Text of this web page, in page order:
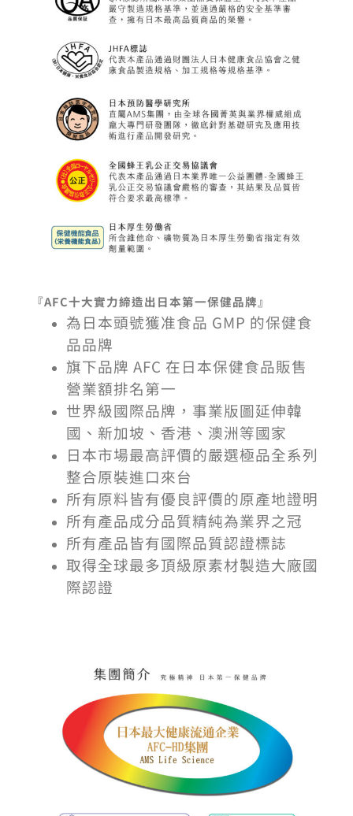
『AFC十大實力締造出日本第一保健品牌』
為日本頭號獲准食品 GMP 的保健食
品品牌
旗下品牌 AFC 在日本保健食品販售
營業額排名第一
世界級國際品牌，事業版圖延伸韓
國、新加坡、香港、澳洲等國家
日本市場最高評價的嚴選極品全系列
整合原裝進口來台
所有原料皆有優良評價的原產地證明
所有產品成分品質精純為業界之冠
所有產品皆有國際品質認證標誌
取得全球最多頂級原素材製造大廠國
際認證